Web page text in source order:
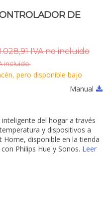
DE
IVA no incluido
incluido.
pero disponible bajo
Manual
del hogar a través
y dispositivos a
Home, disponible en la tienda
Philips Hue y Sonos. Leer